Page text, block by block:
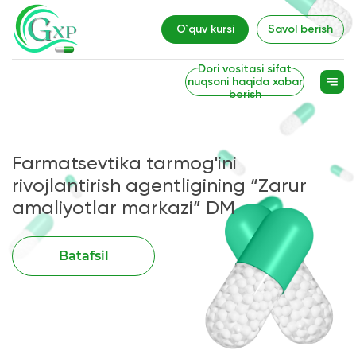
O`quv kursi Savol berish
Dori vositasi sifat
nuqsoni haqida xabar
berish
Farmatsevtika tarmog'ini
rivojlantirish agentligining “Zarur
amaliyotlar markazi” DM
Batafsil